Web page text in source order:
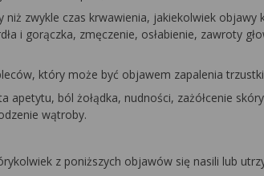
niż zwykle czas krwawienia, jakiekolwiek
i gorączka, zmęczenie, osłabienie, zawroty
który może być objawem zapalenia
apetytu, ból żołądka, nudności, zażółcenie
wątroby.
z poniższych objawów się nasili lub